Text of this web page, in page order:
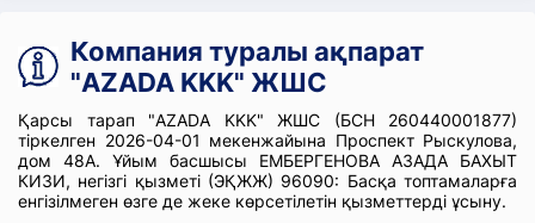
Компания туралы ақпарат
"AZADA KKK" ЖШС
Қарсы тарап "AZADA KKK" ЖШС (БСН 260440001877)
тіркелген 2026-04-01 мекенжайына Проспект Рыскулова,
дом 48А. Ұйым басшысы ЕМБЕРГЕНОВА АЗАДА БАХЫТ
КИЗИ, негізгі қызметі (ЭҚЖЖ) 96090: Басқа топтамаларға
енгізілмеген өзге де жеке көрсетілетін қызметтерді ұсыну.